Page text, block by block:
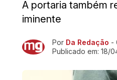
A portaria também
iminente
Ir direto pra matéria
Por Da Redação -
Publicado em: 18/